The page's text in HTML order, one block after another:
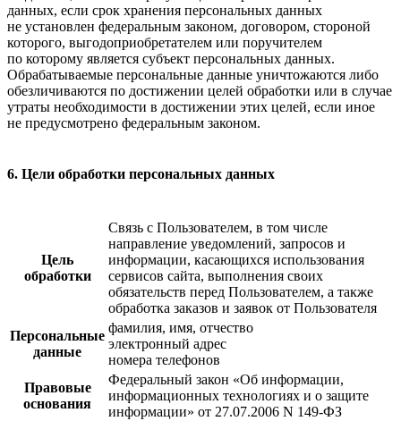
данных, если срок хранения персональных данных
не установлен федеральным законом, договором, стороной
которого, выгодоприобретателем или поручителем
по которому является субъект персональных данных.
Обрабатываемые персональные данные уничтожаются либо
обезличиваются по достижении целей обработки или в случае
утраты необходимости в достижении этих целей, если иное
не предусмотрено федеральным законом.
6. Цели обработки персональных данных
Цель
обработки
Cвязь с Пользователем, в том числе
направление уведомлений, запросов и
информации, касающихся использования
сервисов сайта, выполнения своих
обязательств перед Пользователем, а также
обработка заказов и заявок от Пользователя
Персональные
данные
фамилия, имя, отчество
электронный адрес
номера телефонов
Правовые
основания
Федеральный закон «Об информации,
информационных технологиях и о защите
информации» от 27.07.2006 N 149-ФЗ